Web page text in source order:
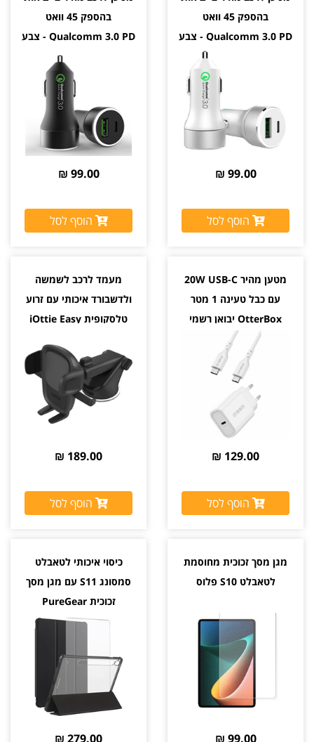
בהספק 45 וואט
Qualcomm 3.0 PD - צבע
99.00 ₪
הוסף לסל
בהספק 45 וואט
Qualcomm 3.0 PD - צבע
99.00 ₪
הוסף לסל
מטען מהיר 20W USB-C
עם כבל טעינה 1 מטר
OtterBox יבואן רשמי
129.00 ₪
הוסף לסל
מעמד לרכב לשמשה
ולדשבורד איכותי עם זרוע
טלסקופית iOttie Easy
189.00 ₪
הוסף לסל
מגן מסך זכוכית מחוסמת
לטאבלט S10 פלוס
99.00 ₪
כיסוי איכותי לטאבלט
סמסונג S11 עם מגן מסך
זכוכית PureGear
279.00 ₪